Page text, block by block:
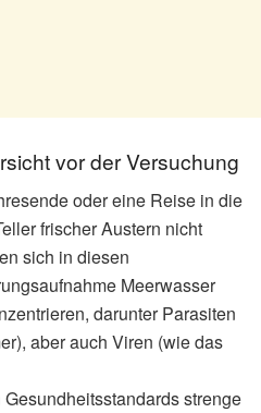
vor der Versuchung
oder eine Reise in die
frischer Austern nicht
sich in diesen
Meerwasser
darunter Parasiten
aber auch Viren (wie das
strenge